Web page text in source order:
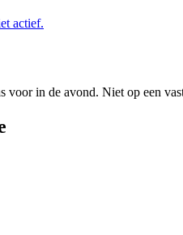
actief.
voor in de avond. Niet op een